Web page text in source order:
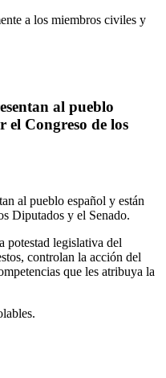
a los miembros civiles y
al pueblo
el Congreso de los
al pueblo español y están
Diputados y el Senado.
potestad legislativa del
controlan la acción del
que les atribuya la